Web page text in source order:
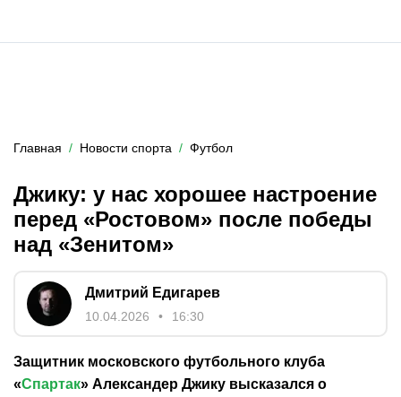
Главная Новости спорта Футбол
Джику: у нас хорошее настроение
перед «Ростовом» после победы
над «Зенитом»
Дмитрий Едигарев
10.04.2026 16:30
Защитник московского футбольного клуба
«Спартак» Александер Джику высказался о